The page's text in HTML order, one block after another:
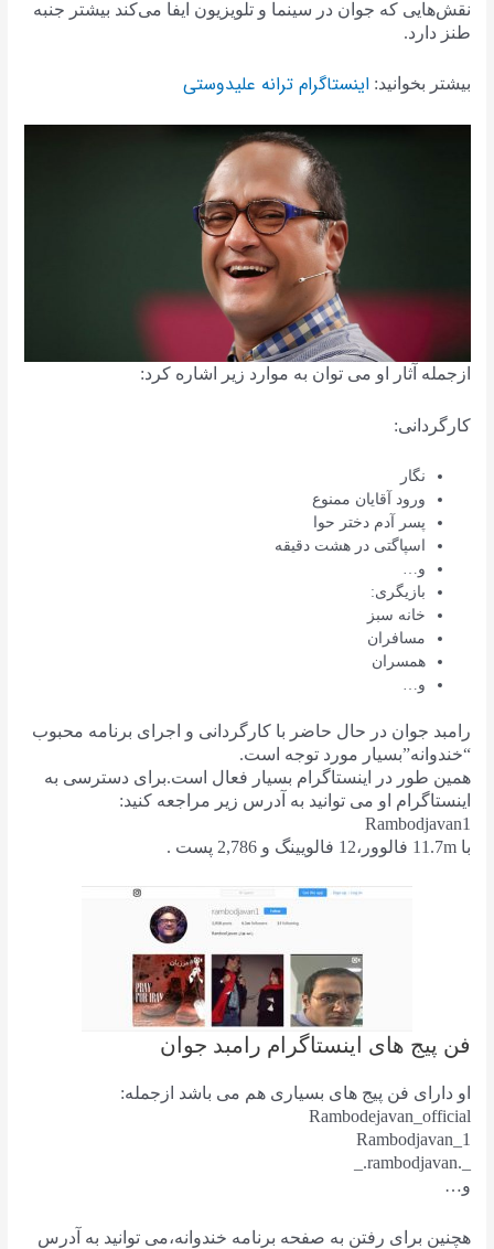
نقش‌هایی که جوان در سینما و تلویزیون ایفا می‌کند بیشتر جنبه
طنز دارد.
بیشتر بخوانید:اینستاگرام ترانه علیدوستی
ازجمله آثار او می توان به موارد زیر اشاره کرد:
کارگردانی:
نگار
ورود آقایان ممنوع
پسر آدم دختر حوا
اسپاگتی در هشت دقیقه
و…
بازیگری:
خانه سبز
مسافران
همسران
و…
رامبد جوان در حال حاضر با کارگردانی و اجرای برنامه محبوب
“خندوانه”بسیار مورد توجه است.
همین طور در اینستاگرام بسیار فعال است.برای دسترسی به
اینستاگرام او می توانید به آدرس زیر مراجعه کنید:
Rambodjavan1
با11.7m فالوور،12 فالویینگ و 2,786 پست .
فن پیج های اینستاگرام رامبد جوان
او دارای فن پیج های بسیاری هم می باشد ازجمله:
Rambodejavan_official
Rambodjavan_1
_.rambodjavan._
و…
هچنین برای رفتن به صفحه برنامه خندوانه،می توانید به آدرس